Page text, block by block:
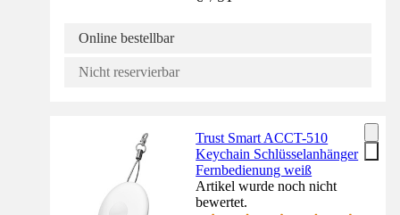
Online bestellbar
Nicht reservierbar
Trust Smart ACCT-510
Keychain Schlüsselanhänger
Fernbedienung weiß
Artikel wurde noch nicht
bewertet.